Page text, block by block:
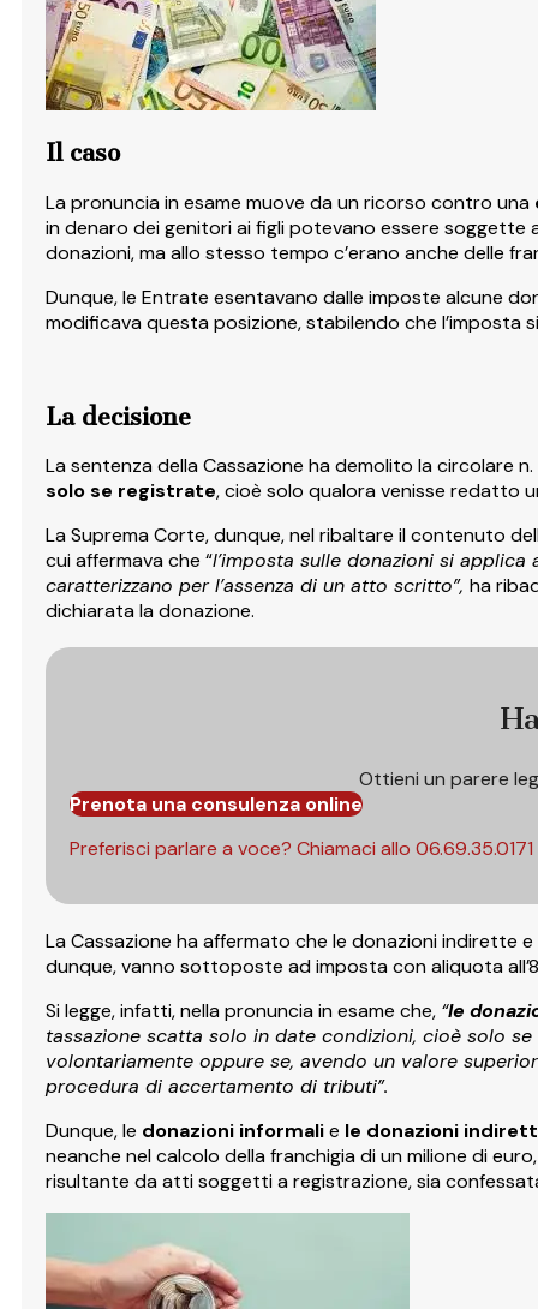
Il caso
La pronuncia in esame muove da un ricorso contro una
in denaro dei genitori ai figli potevano essere soggette
donazioni, ma allo stesso tempo c’erano anche delle
Dunque, le Entrate esentavano dalle imposte alcune
modificava questa posizione, stabilendo che l’imposta
La decisione
La sentenza della Cassazione ha demolito la circolare
solo se registrate, cioè solo qualora venisse redatto
La Suprema Corte, dunque, nel ribaltare il contenuto
cui affermava che “l’imposta sulle donazioni si
caratterizzano per l’assenza di un atto scritto”, ha
dichiarata la donazione.
Ottieni un parere
Prenota una consulenza online
Preferisci parlare a voce? Chiamaci allo 06.69.35.0171
La Cassazione ha affermato che le donazioni indirette
dunque, vanno sottoposte ad imposta con aliquota
Si legge, infatti, nella pronuncia in esame che, “le
tassazione scatta solo in date condizioni, cioè solo
volontariamente oppure se, avendo un valore
procedura di accertamento di tributi”.
Dunque, le donazioni informalie le donazioni
neanche nel calcolo della franchigia di un milione di
risultante da atti soggetti a registrazione, sia